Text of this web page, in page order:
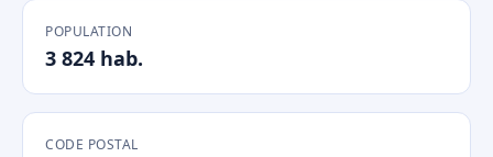
POPULATION
3 824 hab.
CODE POSTAL